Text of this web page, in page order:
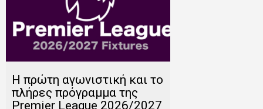
H πρώτη αγωνιστική και το
πλήρες πρόγραμμα της
Premier League 2026/2027